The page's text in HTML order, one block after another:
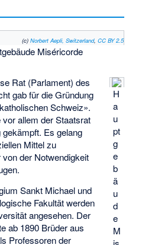
(c) Norbert Aepli, Switzerland, CC BY 2.5
Miséricorde
H
a
u
pt
g
e
b
ä
u
d
e
M
Rat (Parlament) des
gab für die Gründung
Schweiz».
allem der Staatsrat
gekämpft. Es gelang
Mittel zu
der Notwendigkeit
Sankt Michael und
Fakultät werden
angesehen. Der
ab 1890 Brüder aus
Professoren der